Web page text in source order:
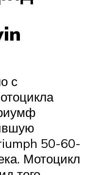
с
50-60-
Мотоцикл